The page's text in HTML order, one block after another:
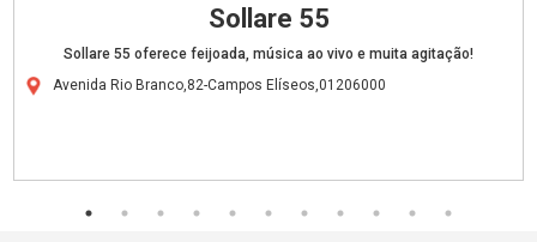
Sollare 55
Sollare 55 oferece feijoada, música ao vivo e muita agitação!
Avenida Rio Branco,82-Campos Elíseos,01206000